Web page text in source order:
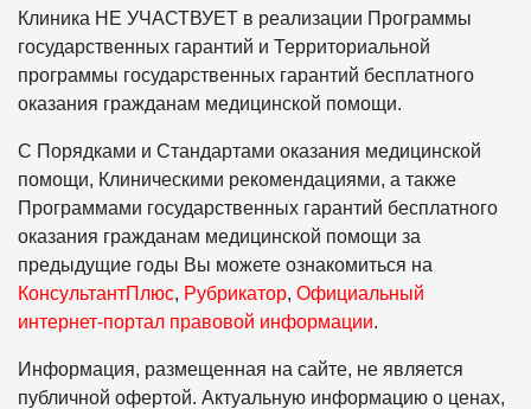
Клиника НЕ УЧАСТВУЕТ в реализации Программы
государственных гарантий и Территориальной
программы государственных гарантий бесплатного
оказания гражданам медицинской помощи.
С Порядками и Стандартами оказания медицинской
помощи, Клиническими рекомендациями, а также
Программами государственных гарантий бесплатного
оказания гражданам медицинской помощи за
предыдущие годы Вы можете ознакомиться на
КонсультантПлюс, Рубрикатор, Официальный
интернет-портал правовой информации.
Информация, размещенная на сайте, не является
публичной офертой. Актуальную информацию о ценах,